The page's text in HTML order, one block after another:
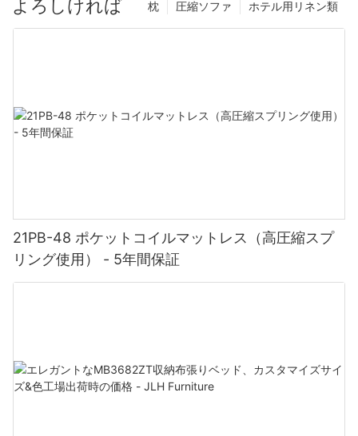
よろしければ ホテル用リネン類
圧縮ソファ
枕
21PB-48 ポケットコイルマットレス（高圧縮スプ
リング使用） - 5年間保証